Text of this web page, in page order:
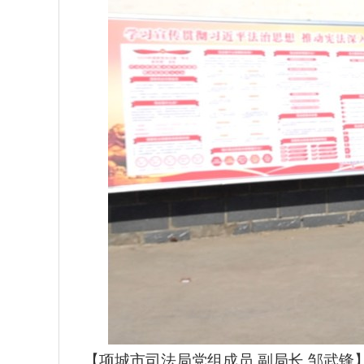
【项城市司法局党组成员 副局长 邹武锋